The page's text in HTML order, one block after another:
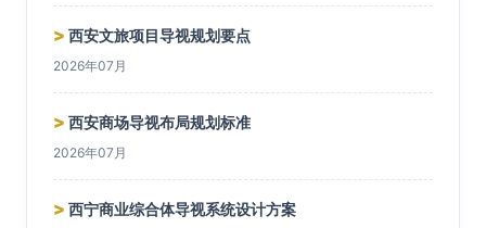
> 西安文旅项目导视规划要点
2026年07月
> 西安商场导视布局规划标准
2026年07月
> 西宁商业综合体导视系统设计方案